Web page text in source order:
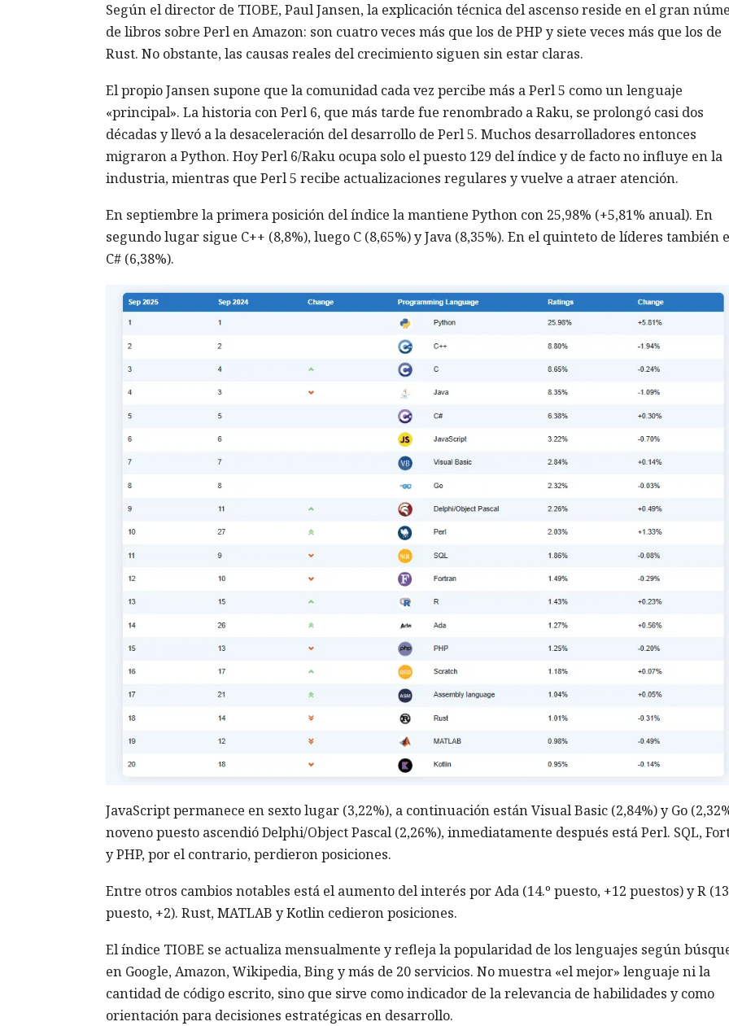
Según el director de TIOBE, Paul Jansen, la explicación técnica del ascenso reside en el gran
de libros sobre Perl en Amazon: son cuatro veces más que los de PHP y siete veces más que los de
Rust. No obstante, las causas reales del crecimiento siguen sin estar claras.
El propio Jansen supone que la comunidad cada vez percibe más a Perl 5 como un lenguaje
«principal». La historia con Perl 6, que más tarde fue renombrado a Raku, se prolongó casi dos
décadas y llevó a la desaceleración del desarrollo de Perl 5. Muchos desarrolladores entonces
migraron a Python. Hoy Perl 6/Raku ocupa solo el puesto 129 del índice y de facto no influye en la
industria, mientras que Perl 5 recibe actualizaciones regulares y vuelve a atraer atención.
En septiembre la primera posición del índice la mantiene Python con 25,98% (+5,81% anual). En
segundo lugar sigue C++ (8,8%), luego C (8,65%) y Java (8,35%). En el quinteto de líderes también
C# (6,38%).
JavaScript permanece en sexto lugar (3,22%), a continuación están Visual Basic (2,84%) y Go
noveno puesto ascendió Delphi/Object Pascal (2,26%), inmediatamente después está Perl. SQL,
y PHP, por el contrario, perdieron posiciones.
Entre otros cambios notables está el aumento del interés por Ada (14.º puesto, +12 puestos) y R
puesto, +2). Rust, MATLAB y Kotlin cedieron posiciones.
El índice TIOBE se actualiza mensualmente y refleja la popularidad de los lenguajes según
en Google, Amazon, Wikipedia, Bing y más de 20 servicios. No muestra «el mejor» lenguaje ni la
cantidad de código escrito, sino que sirve como indicador de la relevancia de habilidades y como
orientación para decisiones estratégicas en desarrollo.